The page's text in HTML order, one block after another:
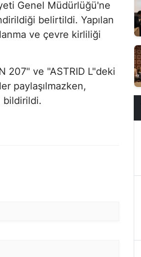
Genel Müdürlüğü'ne
belirtildi. Yapılan
ve çevre kirliliği
207" ve "ASTRID L"deki
paylaşılmazken,
bildirildi.